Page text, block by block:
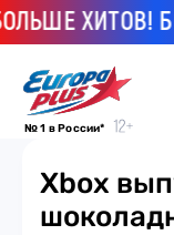
ХИТОВ!
№ 1 в России*
Xbox